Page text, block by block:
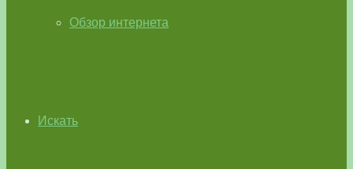
Обзор интернета
Искать